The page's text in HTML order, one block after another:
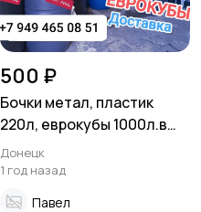
500 ₽
Бочки метал, пластик
220л, еврокубы 1000л.в
ДНР, Донецк
Донецк
1 год назад
Павел